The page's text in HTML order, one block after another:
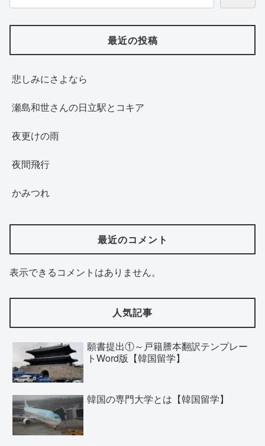
最近の投稿
悲しみにさよなら
瀬島和世さんの日立駅とコキア
夜更けの雨
夜間飛行
かみつれ
最近のコメント
表示できるコメントはありません。
人気記事
願書提出①～戸籍謄本翻訳テンプレー
トWord版【韓国留学】
韓国の専門大学とは【韓国留学】